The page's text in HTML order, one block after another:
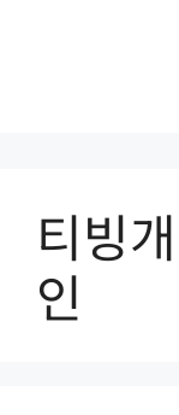
티빙
인